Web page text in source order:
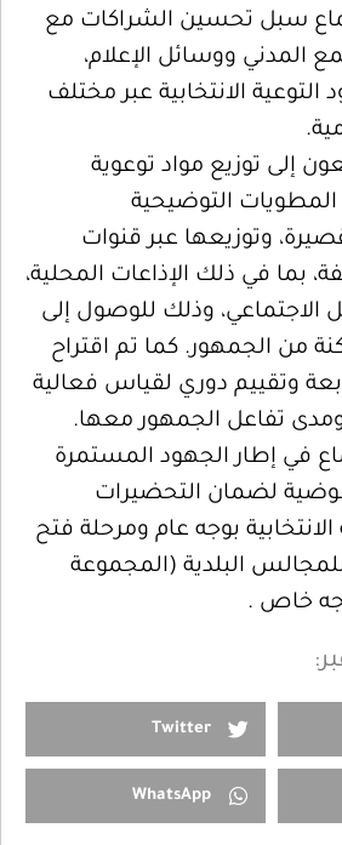
سبل تحسين الشراكات مع
المدني ووسائل الإعلام،
الانتخابية عبر مختلف
إلى توزيع مواد توعوية
التوضيحية
وتوزيعها عبر قنوات
بما في ذلك الإذاعات المحلية،
الاجتماعي، وذلك للوصول إلى
من الجمهور. كما تم اقتراح
وتقييم دوري لقياس فعالية
تفاعل الجمهور معها.
في إطار الجهود المستمرة
لضمان التحضيرات
الانتخابية بوجه عام ومرحلة فتح
البلدية (المجموعة
Twitter
WhatsApp